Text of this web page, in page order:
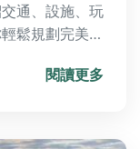
通、設施、玩
鬆規劃完美放
閱讀更多